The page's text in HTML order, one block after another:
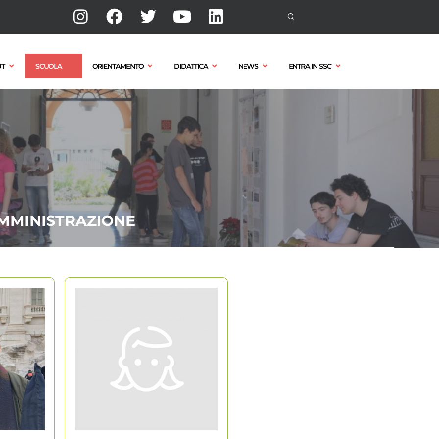
SCUOLA ORIENTAMENTO DIDATTICA NEWS ENTRA IN SSC